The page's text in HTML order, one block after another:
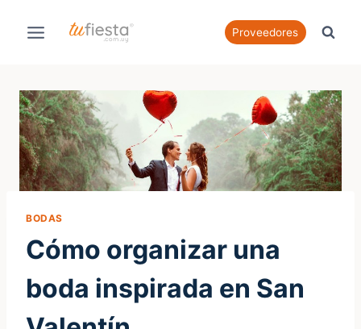
Proveedores
BODAS
Cómo organizar una
boda inspirada en San